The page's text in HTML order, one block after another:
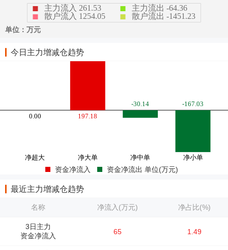
今日主力增减仓趋势
资金净流入 资金净流出 单位(万元)
最近主力增减仓趋势
名称 净流入(万元) 净占比(%)
3日主力
资金净流入
65 1.49